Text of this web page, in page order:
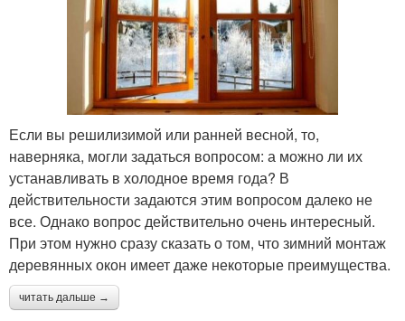
Если вы решилизимой или ранней весной, то,
наверняка, могли задаться вопросом: а можно ли их
устанавливать в холодное время года? В
действительности задаются этим вопросом далеко не
все. Однако вопрос действительно очень интересный.
При этом нужно сразу сказать о том, что зимний монтаж
деревянных окон имеет даже некоторые преимущества.
читать дальше →